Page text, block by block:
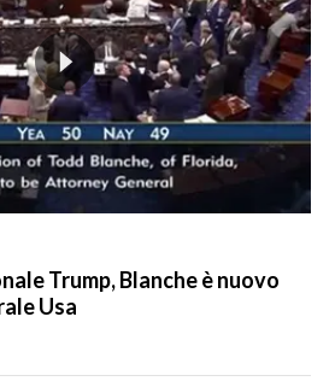
Trump, Blanche è nuovo
Usa